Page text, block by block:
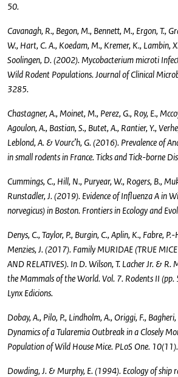
50.
Cavanagh, R., Begon, M., Bennett, M., Ergon, T.,
W., Hart, C. A., Koedam, M., Kremer, K., Lambin,
Soolingen, D. (2002). Mycobacterium microti
Wild Rodent Populations. Journal of Clinical
3285.
Chastagner, A., Moinet, M., Perez, G., Roy, E.,
Agoulon, A., Bastian, S., Butet, A., Rantier, Y.,
Leblond, A. & Vourc’h, G. (2016). Prevalence of
in small rodents in France. Ticks and Tick-borne
Cummings, C., Hill, N., Puryear, W., Rogers, B.,
Runstadler, J. (2019). Evidence of Influenza A in
norvegicus) in Boston. Frontiers in Ecology and
Denys, C., Taylor, P., Burgin, C., Aplin, K., Fabre,
Menzies, J. (2017). Family MURIDAE (TRUE
AND RELATIVES). In D. Wilson, T. Lacher Jr. &
the Mammals of the World. Vol. 7. Rodents II
Lynx Edicions.
Dobay, A., Pilo, P., Lindholm, A., Origgi, F.,
Dynamics of a Tularemia Outbreak in a Closely
Population of Wild House Mice. PLoS One. 10(11).
Dowding, J. & Murphy, E. (1994). Ecology of ship